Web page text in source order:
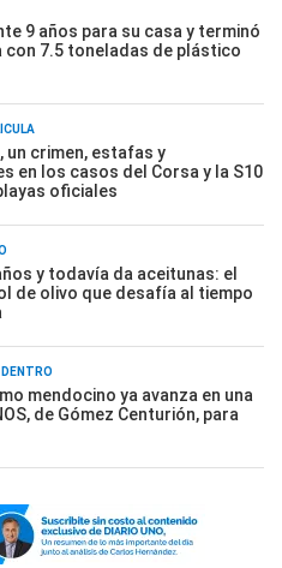
9 años para su casa y terminó
con 7.5 toneladas de plástico
un crimen, estafas y
en los casos del Corsa y la S10
oficiales
y todavía da aceitunas: el
de olivo que desafía al tiempo
DENTRO
mendocino ya avanza en una
de Gómez Centurión, para